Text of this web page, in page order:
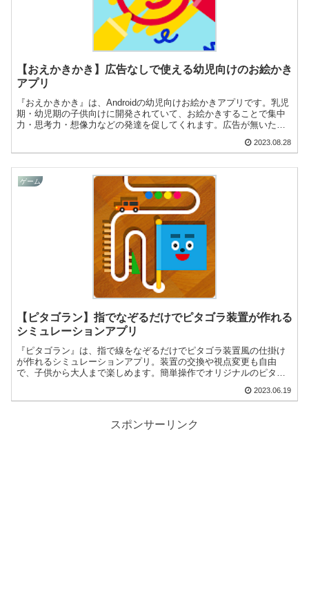
【おえかきかき】広告なしで使える幼児向けのお絵かき
アプリ
『おえかきかき』は、Androidの幼児向けお絵かきアプリです。乳児
期・幼児期の子供向けに開発されていて、お絵かきすることで集中
力・思考力・想像力などの発達を促してくれます。広告が無いた
2023.08.28
ゲーム
【ピタゴラン】指でなぞるだけでピタゴラ装置が作れる
シミュレーションアプリ
『ピタゴラン』は、指で線をなぞるだけでピタゴラ装置風の仕掛け
が作れるシミュレーションアプリ。装置の交換や視点変更も自由
で、子供から大人まで楽しめます。簡単操作でオリジナルのピタゴ
2023.06.19
スポンサーリンク